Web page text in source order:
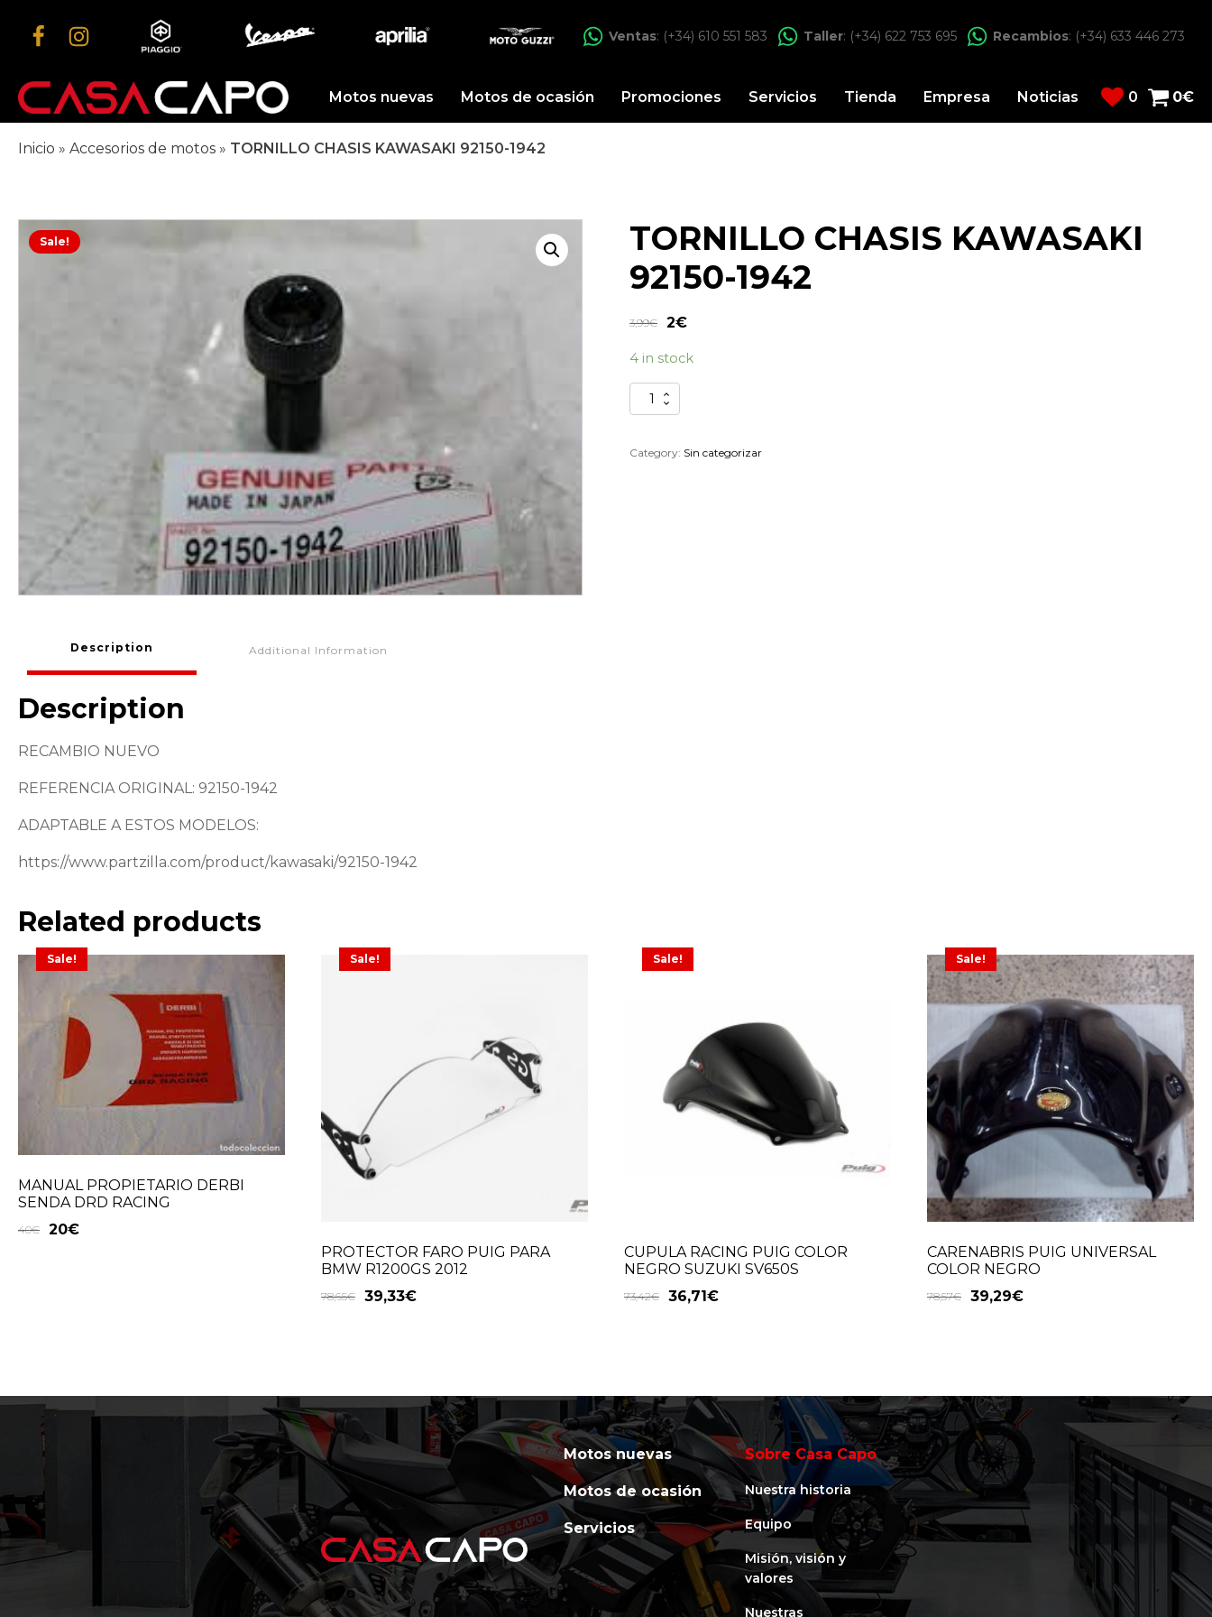
Ventas: (+34) 610 551 583 Taller: (+34) 622 753 695 Recambios: (+34) 633 446 273
Motos nuevas Motos de ocasión Promociones Servicios Tienda Empresa Noticias 0 0€
Inicio » Accesorios de motos » TORNILLO CHASIS KAWASAKI 92150-1942
Sale!
TORNILLO CHASIS KAWASAKI
92150-1942
3,99€ 2€
4 in stock
TORNILLO
CHASIS
92150-
Category: Sin categorizar
Description Additional Information
Description
RECAMBIO NUEVO
REFERENCIA ORIGINAL: 92150-1942
ADAPTABLE A ESTOS MODELOS:
https://www.partzilla.com/product/kawasaki/92150-1942
Related products
Sale!
MANUAL PROPIETARIO DERBI
SENDA DRD RACING
40€ 20€
Sale!
PROTECTOR FARO PUIG PARA
BMW R1200GS 2012
78,65€ 39,33€
Sale!
CUPULA RACING PUIG COLOR
NEGRO SUZUKI SV650S
73,42€ 36,71€
Sale!
CARENABRIS PUIG UNIVERSAL
COLOR NEGRO
78,57€ 39,29€
Motos nuevas
Motos de ocasión
Servicios
Sobre Casa Capo
Nuestra historia
Equipo
Misión, visión y
valores
Nuestras